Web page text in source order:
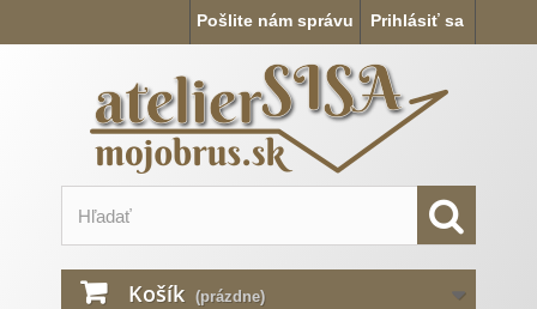
Prihlásiť sa
Pošlite nám správu
Košík (prázdne)